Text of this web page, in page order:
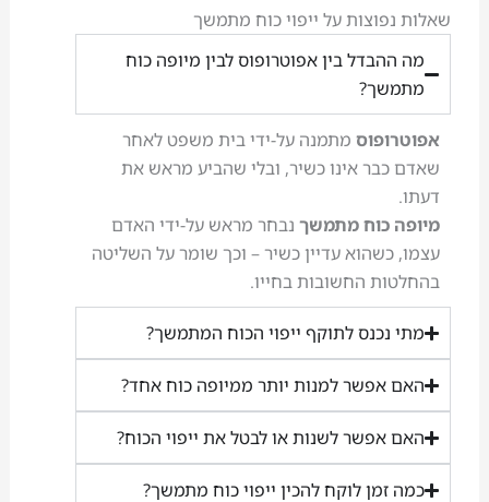
שאלות נפוצות על ייפוי כוח מתמשך
מה ההבדל בין אפוטרופוס לבין מיופה כוח
מתמשך?
אפוטרופוסמתמנה על-ידי בית משפט לאחר
שאדם כבר אינו כשיר, ובלי שהביע מראש את
דעתו.
מיופה כוח מתמשךנבחר מראש על-ידי האדם
עצמו, כשהוא עדיין כשיר – וכך שומר על השליטה
בהחלטות החשובות בחייו.
מתי נכנס לתוקף ייפוי הכוח המתמשך?
האם אפשר למנות יותר ממיופה כוח אחד?
האם אפשר לשנות או לבטל את ייפוי הכוח?
כמה זמן לוקח להכין ייפוי כוח מתמשך?